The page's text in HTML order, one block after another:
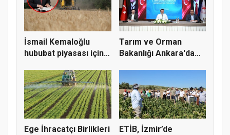
İsmail Kemaloğlu
hububat piyasası için 4
Tarım ve Orman
Bakanlığı Ankara'da
Ege İhracatçı Birlikleri
ETİB, İzmir’de